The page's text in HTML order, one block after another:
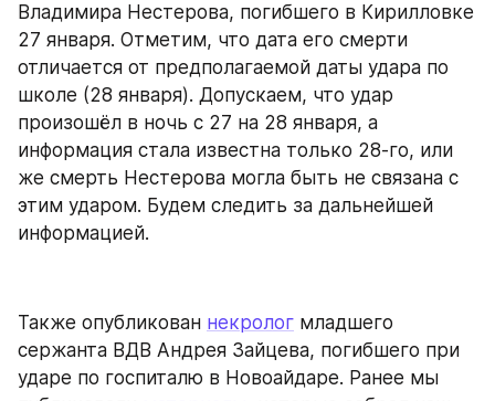
Владимира Нестерова, погибшего в Кирилловке
27 января. Отметим, что дата его смерти
отличается от предполагаемой даты удара по
школе (28 января). Допускаем, что удар
произошёл в ночь с 27 на 28 января, а
информация стала известна только 28-го, или
же смерть Нестерова могла быть не связана с
этим ударом. Будем следить за дальнейшей
информацией.
Также опубликован некролог младшего
сержанта ВДВ Андрея Зайцева, погибшего при
ударе по госпиталю в Новоайдаре. Ранее мы